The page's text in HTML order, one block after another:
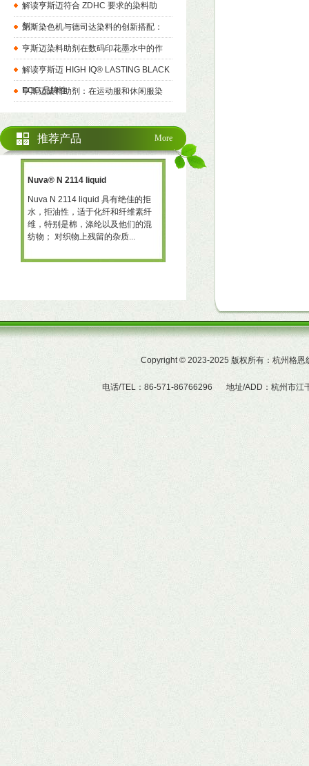
解读亨斯迈符合 ZDHC 要求的染料助
剂：
第斯染色机与德司达染料的创新搭配：
亨斯迈染料助剂在数码印花墨水中的作
解读亨斯迈 HIGH IQ® LASTING BLACK
ECO 品牌性
亨斯迈染料助剂：在运动服和休闲服染
More
推荐产品
Nuva® N 2114 liquid
Nuva N 2114 liquid 具有绝佳的拒
水，拒油性，适于化纤和纤维素纤
维，特别是棉，涤纶以及他们的混
纺物； 对织物上残留的杂质...
水、拒油整理剂。 产品特性  赋予
Copyright© 2023-2025 版权所有：杭州格
电话/TEL：86-571-86766296 地址/ADD：杭州市江